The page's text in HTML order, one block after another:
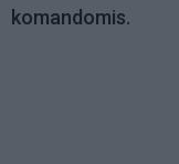
komandomis.